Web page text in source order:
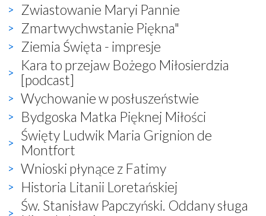
Zwiastowanie Maryi Pannie
Zmartwychwstanie Piękna"
Ziemia Święta - impresje
Kara to przejaw Bożego Miłosierdzia
[podcast]
Wychowanie w posłuszeństwie
Bydgoska Matka Pięknej Miłości
Święty Ludwik Maria Grignion de
Montfort
Wnioski płynące z Fatimy
Historia Litanii Loretańskiej
Św. Stanisław Papczyński. Oddany sługa